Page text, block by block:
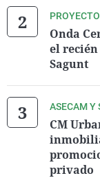
Onda
el
Sagunt
ASECAM Y
CM
privado